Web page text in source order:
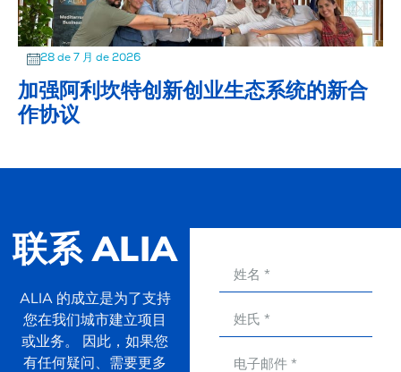
28 de 7 月 de 2026
加强阿利坎特创新创业生态系统的新合
作协议
联系 ALIA
ALIA 的成立是为了支持
您在我们城市建立项目
或业务。 因此，如果您
有任何疑问、需要更多